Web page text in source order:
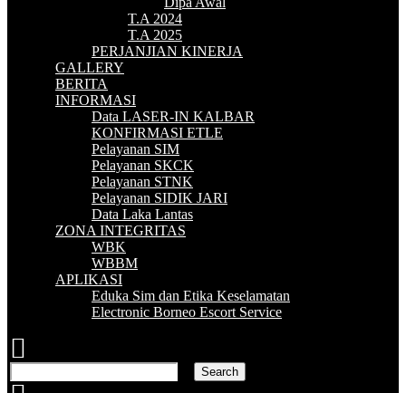
T.A 2024
T.A 2025
PERJANJIAN KINERJA
GALLERY
BERITA
INFORMASI
Data LASER-IN KALBAR
KONFIRMASI ETLE
Pelayanan SIM
Pelayanan SKCK
Pelayanan STNK
Pelayanan SIDIK JARI
Data Laka Lantas
ZONA INTEGRITAS
WBK
WBBM
APLIKASI
Eduka Sim dan Etika Keselamatan
Electronic Borneo Escort Service